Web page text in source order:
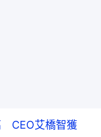
CEO艾橋智獲